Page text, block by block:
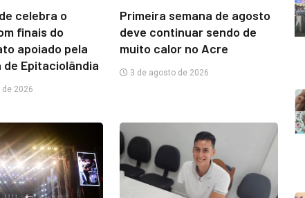
celebra o
finais do
apoiado pela
Epitaciolândia
2026
Primeira semana de agosto
deve continuar sendo de
muito calor no Acre
3 de agosto de 2026